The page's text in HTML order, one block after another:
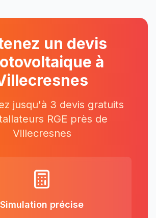
un devis
à
jusqu'à 3 devis gratuits
RGE près de
Villecresnes
Simulation précise